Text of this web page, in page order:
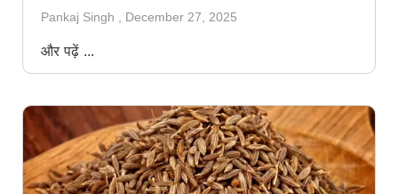
Pankaj Singh December 27, 2025
और पढ़ें ...